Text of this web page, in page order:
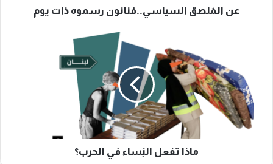
عن المُلصق السياسي..فنانون رسموه ذات يوم
الحرب؟
ماذا تفعل النِساء في الحرب؟